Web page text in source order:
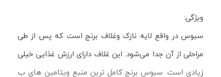
ویژگی:
سبوس در واقع لایه نازک وغلاف برنج است که پس از طی
مراحلی از آن جدا می‌شود. این غلاف دارای ارزش غذایی خیلی
زیادی است. سبوس برنج کامل ترین منبع ویتامین های ب